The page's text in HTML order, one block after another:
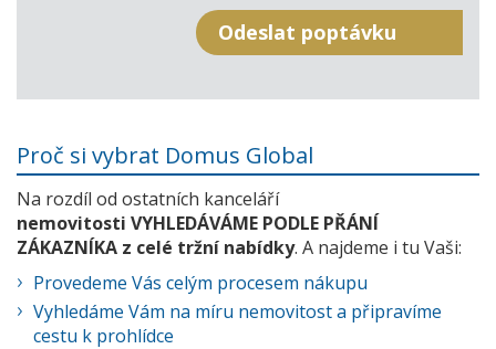
Proč si vybrat Domus Global
Na rozdíl od ostatních kanceláří
nemovitosti VYHLEDÁVÁME PODLE PŘÁNÍ
ZÁKAZNÍKA z celé tržní nabídky. A najdeme i tu Vaši:
Provedeme Vás celým procesem nákupu
Vyhledáme Vám na míru nemovitost a připravíme
cestu k prohlídce